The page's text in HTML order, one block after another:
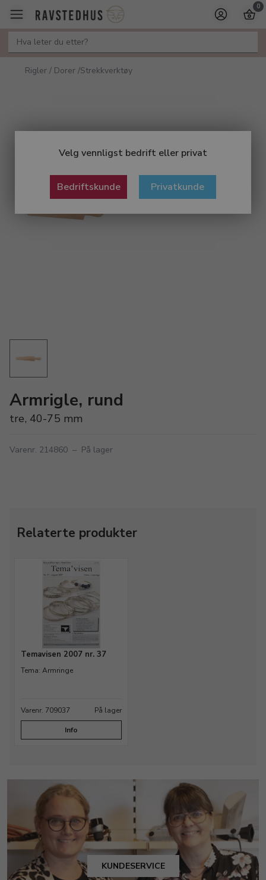
Velg vennligst bedrift eller privat
Bedriftskunde Privatkunde
0
Rigler / Dorer /Strekkverktøy
Armrigle, rund
tre, 40-75 mm
Varenr. 214860 – På lager
Relaterte produkter
Temavisen 2007 nr. 37
Tema: Armringe
Varenr. 709037 På lager
Info
KUNDESERVICE